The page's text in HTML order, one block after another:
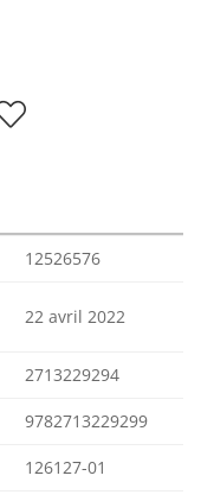
12526576
22 avril 2022
2713229294
9782713229299
126127-01